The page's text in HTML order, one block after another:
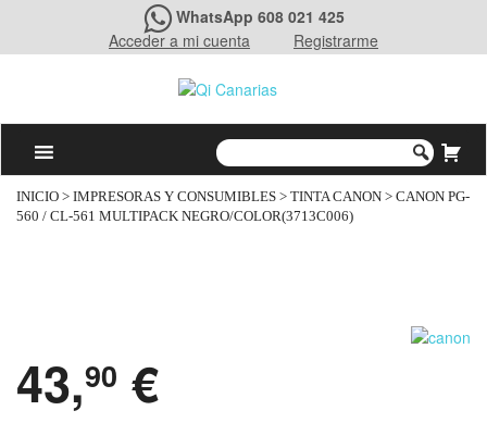
WhatsApp 608 021 425
Acceder a mi cuenta
Registrarme
INICIO > IMPRESORAS Y CONSUMIBLES > TINTA CANON > CANON PG-
560 / CL-561 MULTIPACK NEGRO/COLOR(3713C006)
43,90 €